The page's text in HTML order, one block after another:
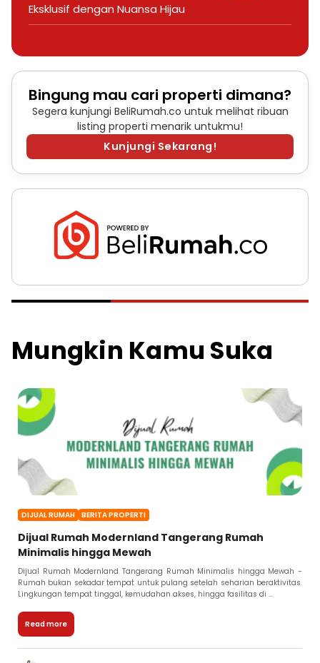
Eksklusif dengan Nuansa Hijau
Bingung mau cari properti dimana?
Segera kunjungi BeliRumah.co untuk melihat ribuan
listing properti menarik untukmu!
Kunjungi Sekarang!
Mungkin Kamu Suka
DIJUAL RUMAH BERITA PROPERTI
Dijual Rumah Modernland Tangerang Rumah
Minimalis hingga Mewah
Dijual Rumah Modernland Tangerang Rumah Minimalis hingga Mewah -
Rumah bukan sekadar tempat untuk pulang setelah seharian beraktivitas.
Lingkungan tempat tinggal, kemudahan akses, hingga fasilitas di ...
Read more